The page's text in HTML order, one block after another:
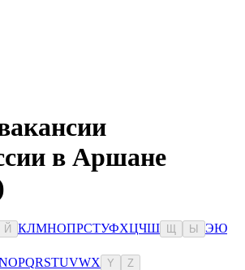
в Аршане
Й КЛМНОПРСТУФХЦЧШ Ы ЭЮ
OPQRSTUVWX Y Z